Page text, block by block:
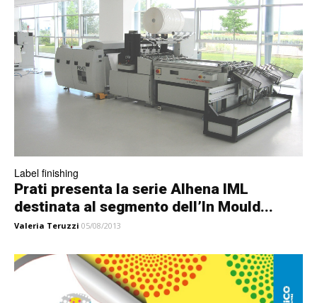
Label finishing
Prati presenta la serie Alhena IML
destinata al segmento dell’In Mould...
Valeria Teruzzi 05/08/2013